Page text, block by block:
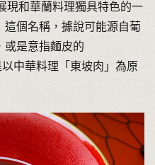
現和華蘭料理獨具特色的一
個名稱，據說可能源自葡
或是意指麵皮的
中華料理「東坡肉」為原